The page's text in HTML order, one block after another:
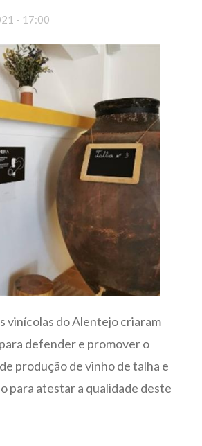
- 17:00
vinícolas do Alentejo criaram
defender e promover o
produção de vinho de talha e
para atestar a qualidade deste